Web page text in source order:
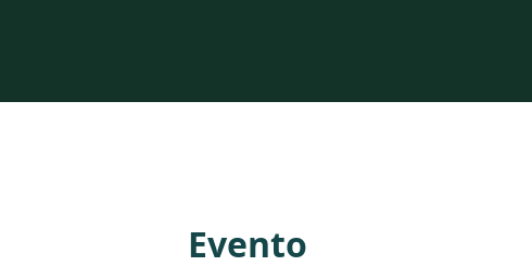
Evento